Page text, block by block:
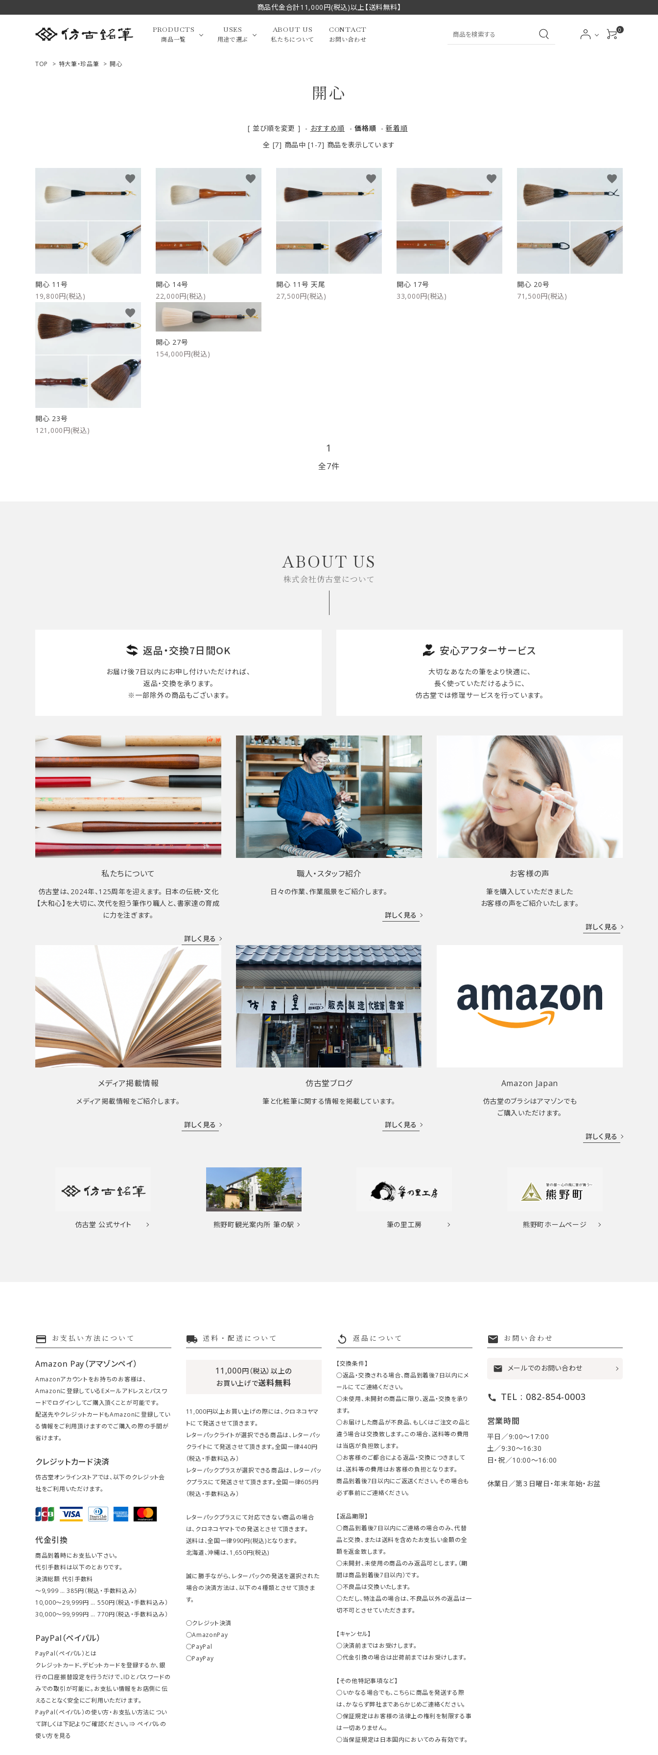
商品代金合計11,000円(税込)以上【送料無料】
PRODUCTS
商品一覧
大中筆（半切・条幅以
小筆
限定品・セット品
洗浄剤 オプション・その他
USES
用途で選ぶ
漢字
写経・御朱印 画筆・絵てがみ
贈り物（限定セット） 洗浄剤・その他
リップブラシ 贈り物（限定セット） 洗浄剤・その他
洗顔ブラシ
ABOUT US
私たちについて
CONTACT
お問い合わせ
0
商品一覧
用途で選ぶ
ご利用ガイド
特定商取引法について
お問い合わせ
TOP > 特大筆・珍品筆 > 開心
開心
[ 並び順を変更 ] - おすすめ順 -価格順 -新着順
全 [7] 商品中 [1-7] 商品を表示しています
開心 11号
19,800円(税込)
favorite
開心 14号
22,000円(税込)
favorite
開心 11号 天尾
27,500円(税込)
favorite
開心 17号
33,000円(税込)
favorite
開心 20号
71,500円(税込)
favorite
開心 23号
121,000円(税込)
favorite
開心 27号
154,000円(税込)
favorite
1
全7件
ABOUT US
株式会社仿古堂について
返品・交換7日間OK
お届け後7日以内にお申し付けいただければ、
返品・交換を承ります。
※一部除外の商品もございます。
安心アフターサービス
大切なあなたの筆をより快適に、
長く使って いただけるように、
仿古堂では修理サービスを行っています。
私たちについて
仿古堂は、2024年、125周年を迎えます。 日本の伝統・文化
【大和心】を大切に、次代を担う筆作り職人と、書家達の育成
に力を注ぎます。
詳しく見る
職人・スタッフ紹介
日々の作業、作業風景をご紹介します。
詳しく見る
お客様の声
筆を購入していただきました
お客様の声をご紹介いたします。
詳しく見る
メディア掲載情報
メディア掲載情報をご紹介します。
詳しく見る
仿古堂ブログ
筆と化粧筆に関する情報を掲載しています。
詳しく見る
Amazon Japan
仿古堂のブラシはアマゾンでも
ご購入いただけます。
詳しく見る
仿古堂 公式サイト 熊野町観光案内所 筆の駅 筆の里工房 熊野町ホームページ
payment お支払い方法について
Amazon Pay（アマゾンペイ）
Amazonアカウントをお持ちのお客様は、
Amazonに登録しているEメールアドレスとパスワ
ードでログインしてご購入頂くことが可能です。
配送先やクレジットカードもAmazonに登録してい
る情報をご利用頂けますのでご購入の際の手間が
省けます。
クレジットカード決済
仿古堂オンラインストアでは、以下のクレジット会
社をご利用いただけます。
代金引換
商品到着時にお支払い下さい。
代引手数料は以下のとおりです。
決済総額 代引手数料
～9,999 … 385円（税込・手数料込み）
10,000～29,999円 … 550円（税込・手数料込み）
30,000～99,999円 … 770円（税込・手数料込み）
PayPal（ペイパル）
PayPal（ペイパル）とは
クレジットカード、デビットカードを登録するか、銀
行の口座振替設定を行うだけで、IDとパスワードの
みでの取引が可能に。お支払い情報をお店側に伝
えることなく安全にご利用いただけます。
PayPal（ペイパル）の使い方・お支払い方法につい
て詳しくは下記よりご確認ください。⇒ ペイパルの
使い方を見る
local_shipping 送料・配送について
11,000円（税込）以上の
お買い上げで送料無料
11,000円以上お買い上げの際には、クロネコヤマ
トにて発送させて頂きます。
レターパックライトが選択できる商品は、レターパッ
クライトにて発送させて頂きます。全国一律440円
（税込・手数料込み）
レターパックプラスが選択できる商品は、レターパッ
クプラスにて発送させて頂きます。全国一律605円
（税込・手数料込み）
レターパックプラスにて対応できない商品の場合
は、クロネコヤマトでの発送とさせて頂きます。
送料は、全国一律990円(税込)となります。
北海道、沖縄は、1,650円(税込)
誠に勝手ながら、レターパックの発送を選択された
場合の決済方法は、以下の４種類とさせて頂きま
す。
○クレジット決済
○AmazonPay
○PayPal
○PayPay
replay 返品について
【交換条件】
○返品・交換される場合、商品到着後7日以内にメ
ールにてご連絡ください。
○未使用、未開封の商品に限り、返品・交換を承り
ます。
○お届けした商品が不良品、もしくはご注文の品と
違う場合は交換致します。この場合、送料等の費用
は当店が負担致します。
○お客様のご都合による返品・交換につきまして
は、送料等の費用はお客様の負担となります。
商品到着後7日以内にご返送ください。その場合も
必ず事前にご連絡ください。
【返品期限】
○商品到着後7日以内にご連絡の場合のみ、代替
品と交換、または送料を含めたお支払い金額の全
額を返金致します。
○未開封、未使用の商品のみ返品可とします。（期
間は商品到着後7日以内）です。
○不良品は交換いたします。
○ただし、特注品の場合は、不良品以外の返品は一
切不可とさせていただきます。
【キャンセル】
○決済前まではお受けします。
○代金引換の場合は出荷前まではお受けします。
【その他特記事項など】
○いかなる場合でも、こちらに商品を発送する際
は、かならず弊社まであらかじめご連絡ください。
○保証規定はお客様の法律上の権利を制限する事
は一切ありません。
○当保証規定は日本国内においてのみ有効です。
mail お問い合わせ
mail メールでのお問い合わせ
call TEL : 082-854-0003
営業時間
平日／9:00〜17:00
土／9:30〜16:30
日・祝／10:00〜16:00
休業日／第３日曜日・年末年始・お盆